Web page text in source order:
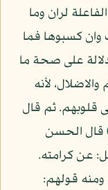
لران وما
وان كسبوها فما
على صحة ما
لأنه
قلوبهم. ثم قال
قال الحسن
عن كرامته.
قولهم: